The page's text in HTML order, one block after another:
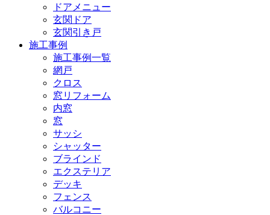
ドアメニュー
玄関ドア
玄関引き戸
施工事例
施工事例一覧
網戸
クロス
窓リフォーム
内窓
窓
サッシ
シャッター
ブラインド
エクステリア
デッキ
フェンス
バルコニー